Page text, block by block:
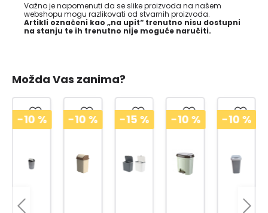
Važno je napomenuti da se slike proizvoda na našem
webshopu mogu razlikovati od stvarnih proizvoda.
Artikli označeni kao „na upit“ trenutno nisu dostupni
na stanju te ih trenutno nije moguće naručiti.
Možda Vas zanima?
-10 % -10 % -15 % -10 % -10 %